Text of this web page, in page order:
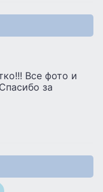
Все фото и
за